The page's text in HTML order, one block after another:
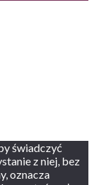
świadczyć
z niej, bez
oznacza